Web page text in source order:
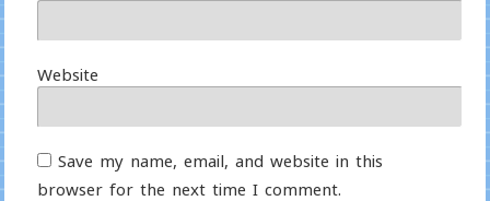
Website
Save my name, email, and website in this
browser for the next time I comment.